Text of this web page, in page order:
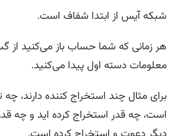
شبکه آیس از ابتدا شفاف است.
هر زمانی که شما حساب باز می‌کنید
معلومات دسته اول پیدا می‌کنید.
برای مثال چند استخراج کننده دارند، چه
است، چه قدر استخراج کرده اید و چه